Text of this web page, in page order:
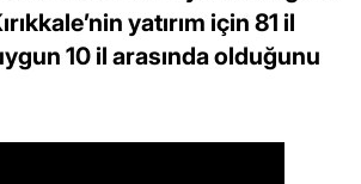
yatırım için 81 il
10 il arasında olduğunu